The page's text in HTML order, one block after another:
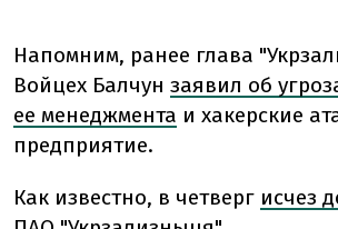
Напомним, ранее глава
Войцех Балчун заявил об
ее менеджмента и хакерские
предприятие.
Как известно, в четверг исчез